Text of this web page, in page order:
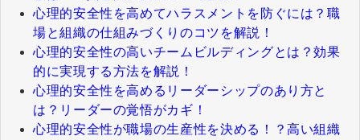
心理的安全性を高めてハラスメントを防ぐには？職
場と組織の仕組みづくりのコツを解説！
心理的安全性の高いチームビルディングとは？効果
的に実現する方法を解説！
心理的安全性を高めるリーダーシップのあり方と
は？リーダーの覚悟がカギ！
心理的安全性が職場の生産性を決める！？高い組織